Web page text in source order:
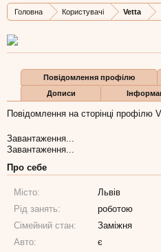
Головна Користувачі Vetta
Дописів
195
Карма
1.014
Бали
93
Повідомлення профілю
Дописи
Повідомлення на сторінці профілю
Завантаження...
Завантаження...
Про себе
Місто:
Львів
Рід занять:
роботою
Сімейний стан:
Заміжня
Авто:
є